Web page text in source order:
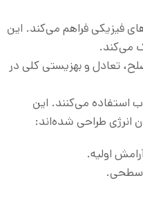
فیزیکی فراهم می‌کند. این
می‌کند.
تعادل و بهزیستی کلی در
استفاده می‌کنند. این
انرژی طراحی شده‌اند: